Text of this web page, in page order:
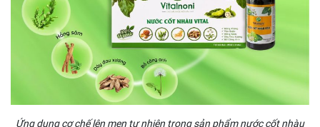
Ứng dụng cơ chế lên men tự nhiên trong sản phẩm nước cốt nhàu